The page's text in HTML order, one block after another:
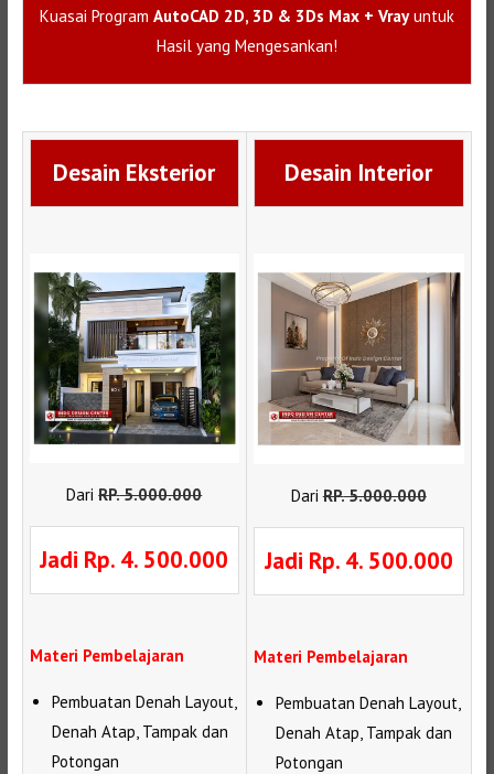
Kuasai Program AutoCAD 2D, 3D & 3Ds Max + Vrayuntuk
Hasil yang Mengesankan!
Desain Eksterior
DariRP.5.000.000
Jadi Rp. 4. 500.000
Materi Pembelajaran
Pembuatan Denah Layout,
Denah Atap, Tampak dan
Potongan
Desain Interior
DariRP.5.000.000
Jadi Rp. 4. 500.000
Materi Pembelajaran
Pembuatan Denah Layout,
Denah Atap, Tampak dan
Potongan